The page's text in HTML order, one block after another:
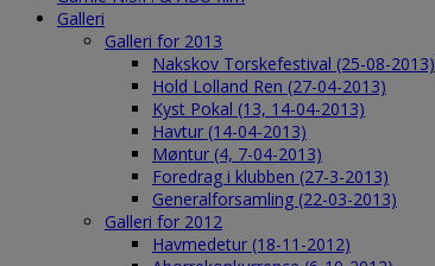
Galleri
Galleri for 2013
Nakskov Torskefestival (25-08-2013)
Hold Lolland Ren (27-04-2013)
Kyst Pokal (13, 14-04-2013)
Havtur (14-04-2013)
Møntur (4, 7-04-2013)
Foredrag i klubben (27-3-2013)
Generalforsamling (22-03-2013)
Galleri for 2012
Havmedetur (18-11-2012)